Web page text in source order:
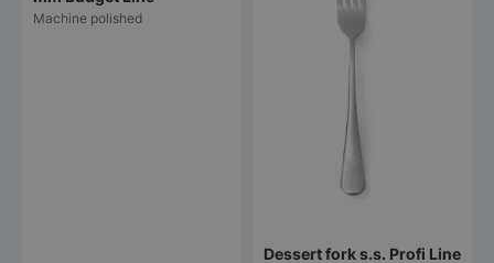
Machine polished
Dessert fork s.s. Profi Line